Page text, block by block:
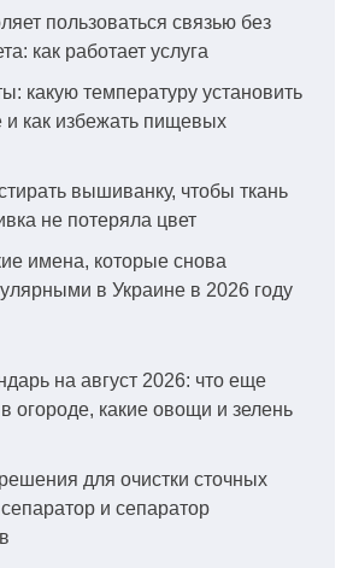
пользоваться связью без
как работает услуга
какую температуру установить
и как избежать пищевых
вышиванку, чтобы ткань
не потеряла цвет
имена, которые снова
в Украине в 2026 году
на август 2026: что еще
огороде, какие овощи и зелень
для очистки сточных
и сепаратор